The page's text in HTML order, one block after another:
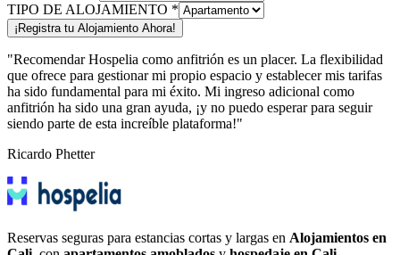
TIPO DE ALOJAMIENTO *
¡Registra tu Alojamiento Ahora!
"Recomendar Hospelia como anfitrión es un placer. La flexibilidad
que ofrece para gestionar mi propio espacio y establecer mis tarifas
ha sido fundamental para mi éxito. Mi ingreso adicional como
anfitrión ha sido una gran ayuda, ¡y no puedo esperar para seguir
siendo parte de esta increíble plataforma!"
Ricardo Phetter
Reservas seguras para estancias cortas y largas en Alojamientos en